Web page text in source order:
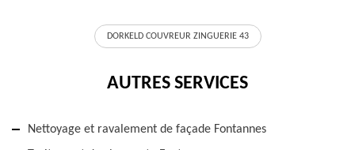
DORKELD COUVREUR ZINGUERIE 43
AUTRES SERVICES
Nettoyage et ravalement de façade Fontannes